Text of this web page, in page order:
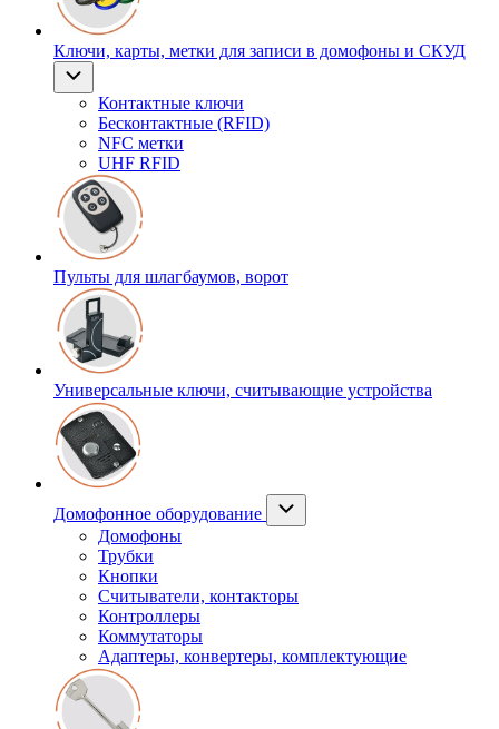
Ключи, карты, метки для записи в домофоны и СКУД
Контактные ключи
Бесконтактные (RFID)
NFC метки
UHF RFID
Пульты для шлагбаумов, ворот
Универсальные ключи, считывающие устройства
Домофонное оборудование
Домофоны
Трубки
Кнопки
Считыватели, контакторы
Контроллеры
Коммутаторы
Адаптеры, конвертеры, комплектующие